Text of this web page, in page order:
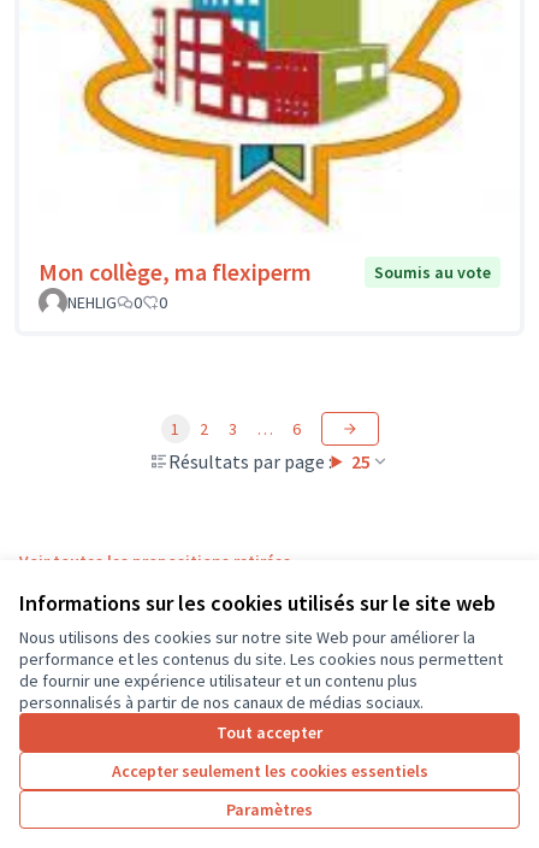
Informations sur les cookies utilisés sur le site web
Nous utilisons des cookies sur notre site Web pour améliorer la
performance et les contenus du site. Les cookies nous permettent
de fournir une expérience utilisateur et un contenu plus
personnalisés à partir de nos canaux de médias sociaux.
Tout accepter
Accepter seulement les cookies essentiels
Paramètres
Mon collège, ma flexiperm
Soumis au vote
NEHLIG
0 0
Résultats par page : 25
1 2 3 … 6
Voir toutes les propositions retirées
Conditions d'utilisation
Paramètres des cookies
CD37 sur X
(Lien externe)
CD37 sur Facebook
CD37 sur Instagram
CD37 sur YouTube
(Lien externe)
Site réalisé grâce aulogiciel libre Decidim .
Licence
(Lien